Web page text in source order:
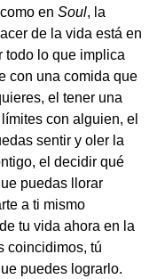
en Soul, la
de la vida está en
todo lo que implica
con una comida que
el tener una
con alguien, el
sentir y oler la
el decidir qué
puedas llorar
a ti mismo
tu vida ahora en la
coincidimos, tú
puedes lograrlo.